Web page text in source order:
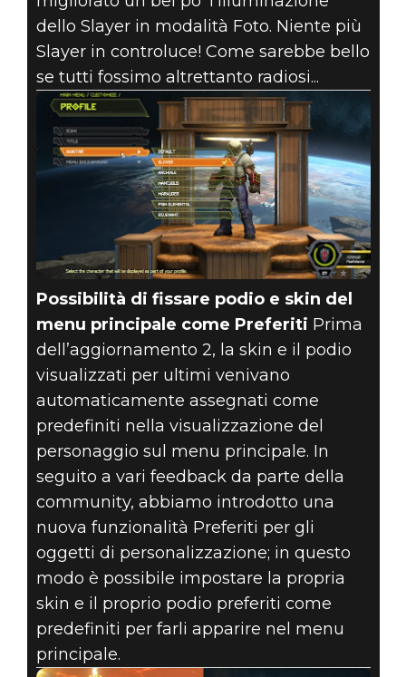
dello Slayer in modalità Foto. Niente più
Slayer in controluce! Come sarebbe bello
se tutti fossimo altrettanto radiosi...
Possibilità di fissare podio e skin del
menu principale come Preferiti Prima
dell’aggiornamento 2, la skin e il podio
visualizzati per ultimi venivano
automaticamente assegnati come
predefiniti nella visualizzazione del
personaggio sul menu principale. In
seguito a vari feedback da parte della
community, abbiamo introdotto una
nuova funzionalità Preferiti per gli
oggetti di personalizzazione; in questo
modo è possibile impostare la propria
skin e il proprio podio preferiti come
predefiniti per farli apparire nel menu
principale.